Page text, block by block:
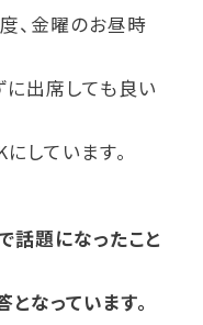
、金曜のお昼時
出席しても良い
しています。
話題になったこと
なっています。